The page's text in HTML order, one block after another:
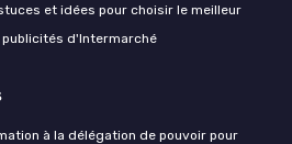
et idées pour choisir le meilleur
d'Intermarché
à la délégation de pouvoir pour